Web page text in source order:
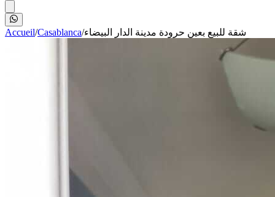
Accueil/Casablanca/شقة للبيع بعين حرودة مدينة الدار البيضاء